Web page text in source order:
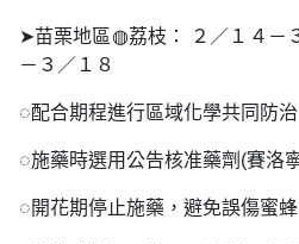
➤苗栗地區◍荔枝： ２／１４－
－３／１８
◌配合期程進行區域化學共同防治
◌施藥時選用公告核准藥劑(賽洛
◌開花期停止施藥，避免誤傷蜜蜂